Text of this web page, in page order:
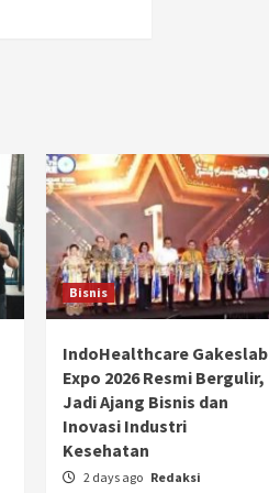
Bisnis
IndoHealthcare Gakeslab
Expo 2026 Resmi Bergulir,
Jadi Ajang Bisnis dan
Inovasi Industri
Kesehatan
2 days ago Redaksi